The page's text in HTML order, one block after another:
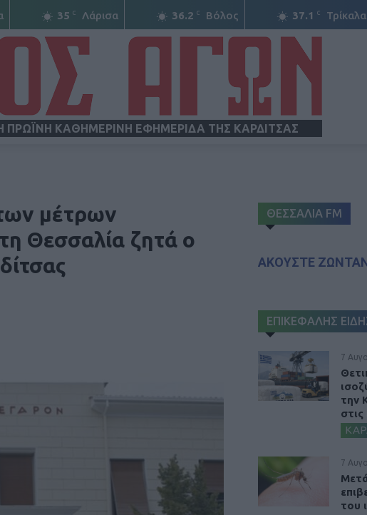
35 C Λάρισα 36.2 C Βόλος 37.1 C Τρίκαλα
ΠΡΩΪΝΗ ΚΑΘΗΜΕΡΙΝΗ ΕΦΗΜΕΡΙΔΑ ΤΗΣ ΚΑΡΔΙΤΣΑΣ
μέτρων
Θεσσαλία ζητά ο
ΘΕΣΣΑΛΙΑ FM
ΑΚΟΥΣΤΕ
ΕΠΙΚΕΦΑΛΗΣ
7
την
7
του